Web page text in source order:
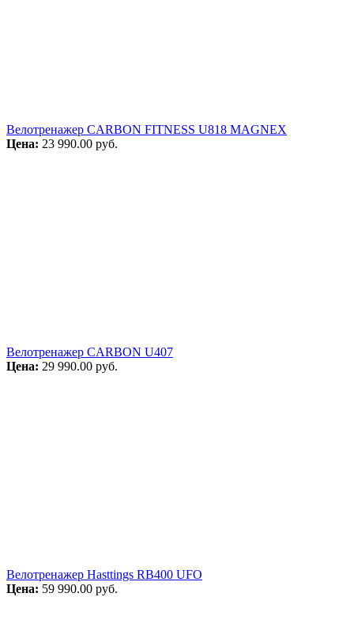
Велотренажер CARBON FITNESS U818 MAGNEX
Цена: 23 990.00 руб.
Велотренажер CARBON U407
Цена: 29 990.00 руб.
Велотренажер Hasttings RB400 UFO
Цена: 59 990.00 руб.